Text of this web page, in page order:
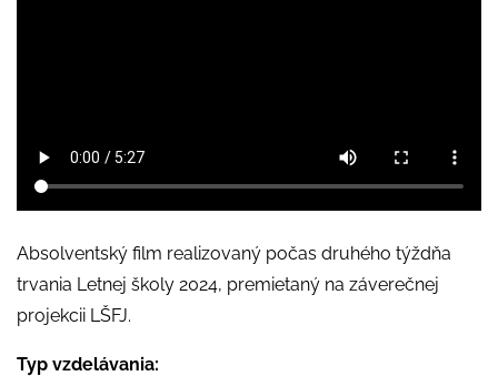
Absolventský film realizovaný počas druhého týždňa
trvania Letnej školy 2024, premietaný na záverečnej
projekcii LŠFJ.
Typ vzdelávania